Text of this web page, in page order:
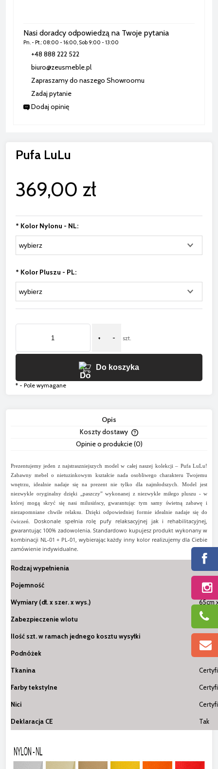
Nasi doradcy odpowiedzą na Twoje pytania
Pn. - Pt.: 08:00 - 16:00, Sob 9:00 - 13:00
+48 888 222 522
biuro@zeusmeble.pl
Zapraszamy do naszego Showroomu
Zadaj pytanie
Dodaj opinię
Pufa LuLu
369,00 zł
* Kolor Nylonu - NL:
* Kolor Pluszu - PL:
+ - szt.
Do koszyka
* - Pole wymagane
Opis
Koszty dostawy
Cena nie zawiera
Opinie o produkcie (0)
Prezentujemy jeden z najstraszniejszych model w całej naszej kolekcji – Pufa LuLu!
Zabawny mebel o nietuzinkowym kształcie nada osobliwego charakteru Twojemu
wnętrzu, idealnie nadaje się na prezent nie tylko dla najmłodszych. Model jest
niezwykle oryginalny dzięki „paszczy” wykonanej z niezwykle miłego pluszu - w
której mogą skryć się nasi milusińscy, gwarantując tym samy świetną zabawę i
niezapomniane chwile relaksu. Dzięki odpowiedniej formie idealnie nadaje się do
ćwiczeń.
Doskonale spełnia rolę pufy relaksacyjnej jak i rehabilitacyjnej,
gwarantując 100% zadowolenia.Standardowo kupujesz produkt wykonany w
kombinacji NL-01 + PL-01, wybierając każdy inny kolor realizujemy dla Ciebie
zamówienie indywidualne.
Rodzaj wypełnienia
Pojemność 390L
Wymiary (dł. x szer. x wys.) 65cm
Zabezpieczenie wlotu
Ilość szt. w ramach jednego kosztu wysyłki
Podnóżek
Tkanina
Farby tekstylne
Nici
Deklaracja CE Tak